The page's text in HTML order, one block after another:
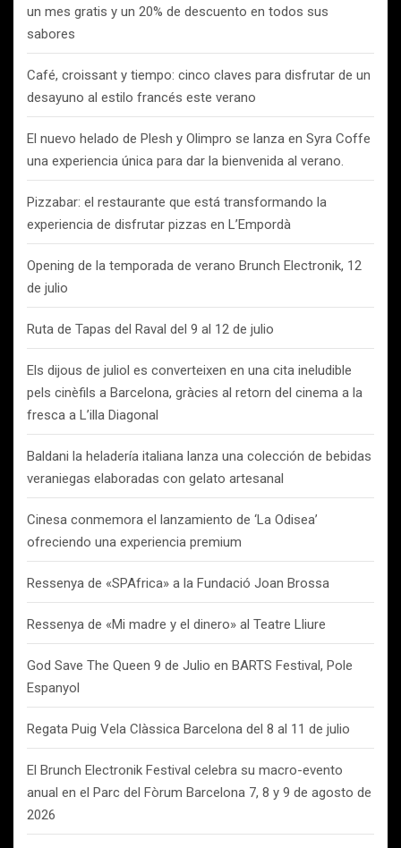
un mes gratis y un 20% de descuento en todos sus
sabores
Café, croissant y tiempo: cinco claves para disfrutar de un
desayuno al estilo francés este verano
El nuevo helado de Plesh y Olimpro se lanza en Syra Coffe
una experiencia única para dar la bienvenida al verano.
Pizzabar: el restaurante que está transformando la
experiencia de disfrutar pizzas en L’Empordà
Opening de la temporada de verano Brunch Electronik, 12
de julio
Ruta de Tapas del Raval del 9 al 12 de julio
Els dijous de juliol es converteixen en una cita ineludible
pels cinèfils a Barcelona, gràcies al retorn del cinema a la
fresca a L’illa Diagonal
Baldani la heladería italiana lanza una colección de bebidas
veraniegas elaboradas con gelato artesanal
Cinesa conmemora el lanzamiento de ‘La Odisea’
ofreciendo una experiencia premium
Ressenya de «SPAfrica» a la Fundació Joan Brossa
Ressenya de «Mi madre y el dinero» al Teatre Lliure
God Save The Queen 9 de Julio en BARTS Festival, Pole
Espanyol
Regata Puig Vela Clàssica Barcelona del 8 al 11 de julio
El Brunch Electronik Festival celebra su macro-evento
anual en el Parc del Fòrum Barcelona 7, 8 y 9 de agosto de
2026